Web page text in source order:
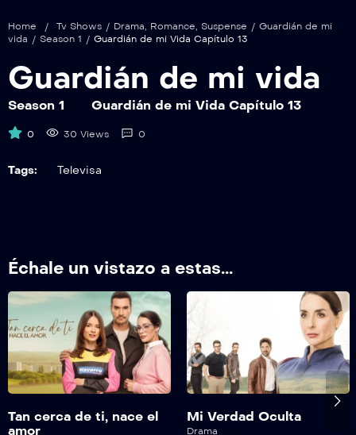
GDMV018
Guardián de mi Vida Capítulo 18
GDMV19
GDMV20
Guardián de mi Vida Capítulo 22
GDMV23
Guardián de mi Vida Capítulo 23
GDMV24
Guardián de mi Vida Capítulo 24
GDMV25
Home / Tv Shows / Drama, Romance, Suspense / Guardián de mi
vida / Season 1 / Guardián de mi Vida Capítulo 13
Guardián de mi vida
Season 1 Guardián de mi Vida Capítulo 13
0 30 Views 0
Tags: Televisa
Échale un vistazo a estas...
Tan cerca de ti, nace el
amor
Mi Verdad Oculta
Drama